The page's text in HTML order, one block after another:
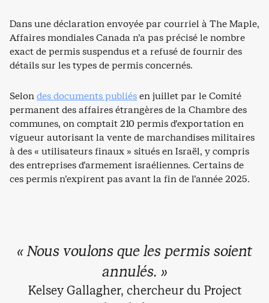
Dans une déclaration envoyée par courriel à The Maple,
Affaires mondiales Canada n’a pas précisé le nombre
exact de permis suspendus et a refusé de fournir des
détails sur les types de permis concernés.
Selondes documents publiésen juillet par le Comité
permanent des affaires étrangères de la Chambre des
communes, on comptait 210 permis d’exportation en
vigueur autorisant la vente de marchandises militaires
à des « utilisateurs finaux » situés en Israël, y compris
des entreprises d’armement israéliennes. Certains de
ces permis n’expirent pas avant la fin de l’année 2025.
« Nous voulons que les permis soient
annulés. »
Kelsey Gallagher, chercheur du Project